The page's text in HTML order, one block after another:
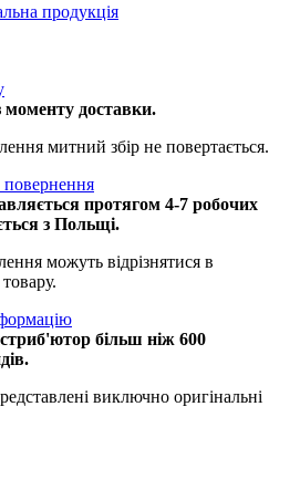
продукція
моменту доставки.
митний збір не повертається.
повернення
протягом 4-7 робочих
з Польщі.
можуть відрізнятися в
більш ніж 600
виключно оригінальні